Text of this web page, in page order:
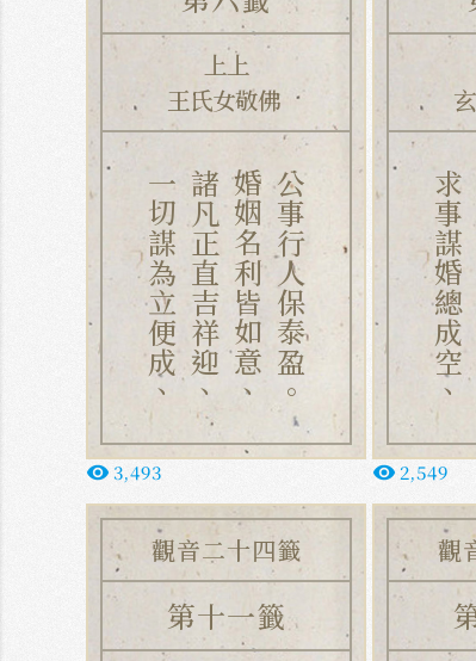
上上
王氏女敬佛
一切謀為立便成、諸凡正直吉祥迎、婚姻名利皆如意、公事行人保泰盈。
remove_red_eye 3,493
求事謀婚總成空、
remove_red_eye 2,549
觀音二十四籤
第十一籤
觀